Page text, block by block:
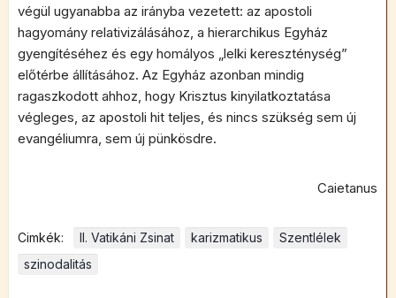
végül ugyanabba az irányba vezetett: az apostoli
hagyomány relativizálásához, a hierarchikus Egyház
gyengítéséhez és egy homályos „lelki kereszténység”
előtérbe állításához. Az Egyház azonban mindig
ragaszkodott ahhoz, hogy Krisztus kinyilatkoztatása
végleges, az apostoli hit teljes, és nincs szükség sem új
evangéliumra, sem új pünkösdre.
Caietanus
Cimkék: II. Vatikáni Zsinat karizmatikus
Szentlélek
szinodalitás